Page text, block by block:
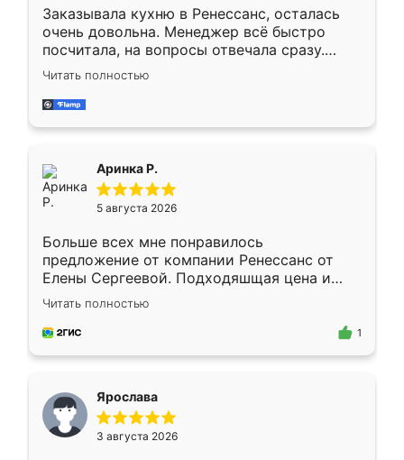
Заказывала кухню в Ренессанс, осталась
очень довольна. Менеджер всё быстро
посчитала, на вопросы отвечала сразу.
Замерщик приехал в субботу, подошёл к
делу со всей ответственностью. Собрали
за день, ребята работали аккуратно, даже
Читать полностью
Аринка Р.
5 августа 2026
Больше всех мне понравилось
предложение от компании Ренессанс от
Елены Сергеевой. Подходяшщая цена и
короткие сроки изготовления. Приехавший
для замера сотрудник Владислав
предложил по моему эскизу самый
Читать полностью
1
Ярослава
3 августа 2026